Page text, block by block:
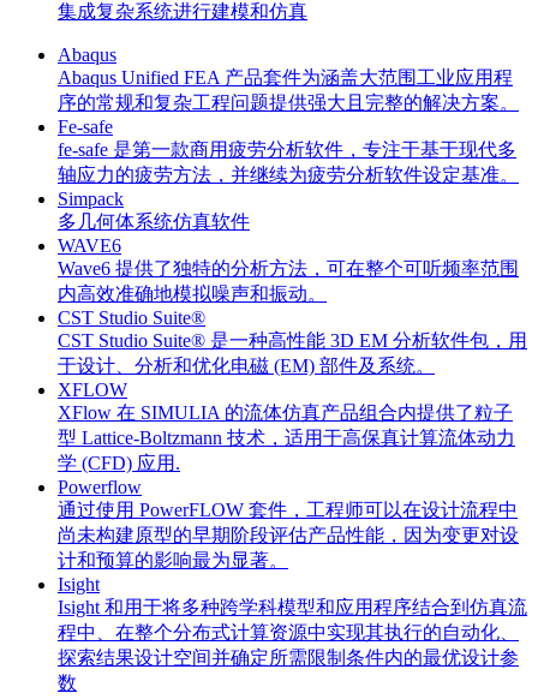
集成复杂系统进行建模和仿真
Abaqus
Abaqus Unified FEA 产品套件为涵盖大范围工业应用程
序的常规和复杂工程问题提供强大且完整的解决方案。
Fe-safe
fe-safe 是第一款商用疲劳分析软件，专注于基于现代多
轴应力的疲劳方法，并继续为疲劳分析软件设定基准。
Simpack
多几何体系统仿真软件
WAVE6
Wave6 提供了独特的分析方法，可在整个可听频率范围
内高效准确地模拟噪声和振动。
CST Studio Suite®
CST Studio Suite® 是一种高性能 3D EM 分析软件包，用
于设计、分析和优化电磁 (EM) 部件及系统。
XFLOW
XFlow 在 SIMULIA 的流体仿真产品组合内提供了粒子
型 Lattice-Boltzmann 技术，适用于高保真计算流体动力
学 (CFD) 应用.
Powerflow
通过使用 PowerFLOW 套件，工程师可以在设计流程中
尚未构建原型的早期阶段评估产品性能，因为变更对设
计和预算的影响最为显著。
Isight
Isight 和用于将多种跨学科模型和应用程序结合到仿真流
程中、在整个分布式计算资源中实现其执行的自动化、
探索结果设计空间并确定所需限制条件内的最优设计参
数